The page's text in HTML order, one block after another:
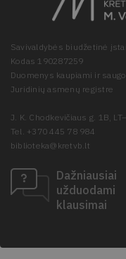
Savivaldybės biudžetinė
Kodas 190287259
Duomenys kaupiami ir
Juridinių asmenų registre
J. K. Chodkevičiaus g. 1B,
Tel. +370 445 78 984
biblioteka@kretvb.lt
Dažniausiai
užduodami
klausimai